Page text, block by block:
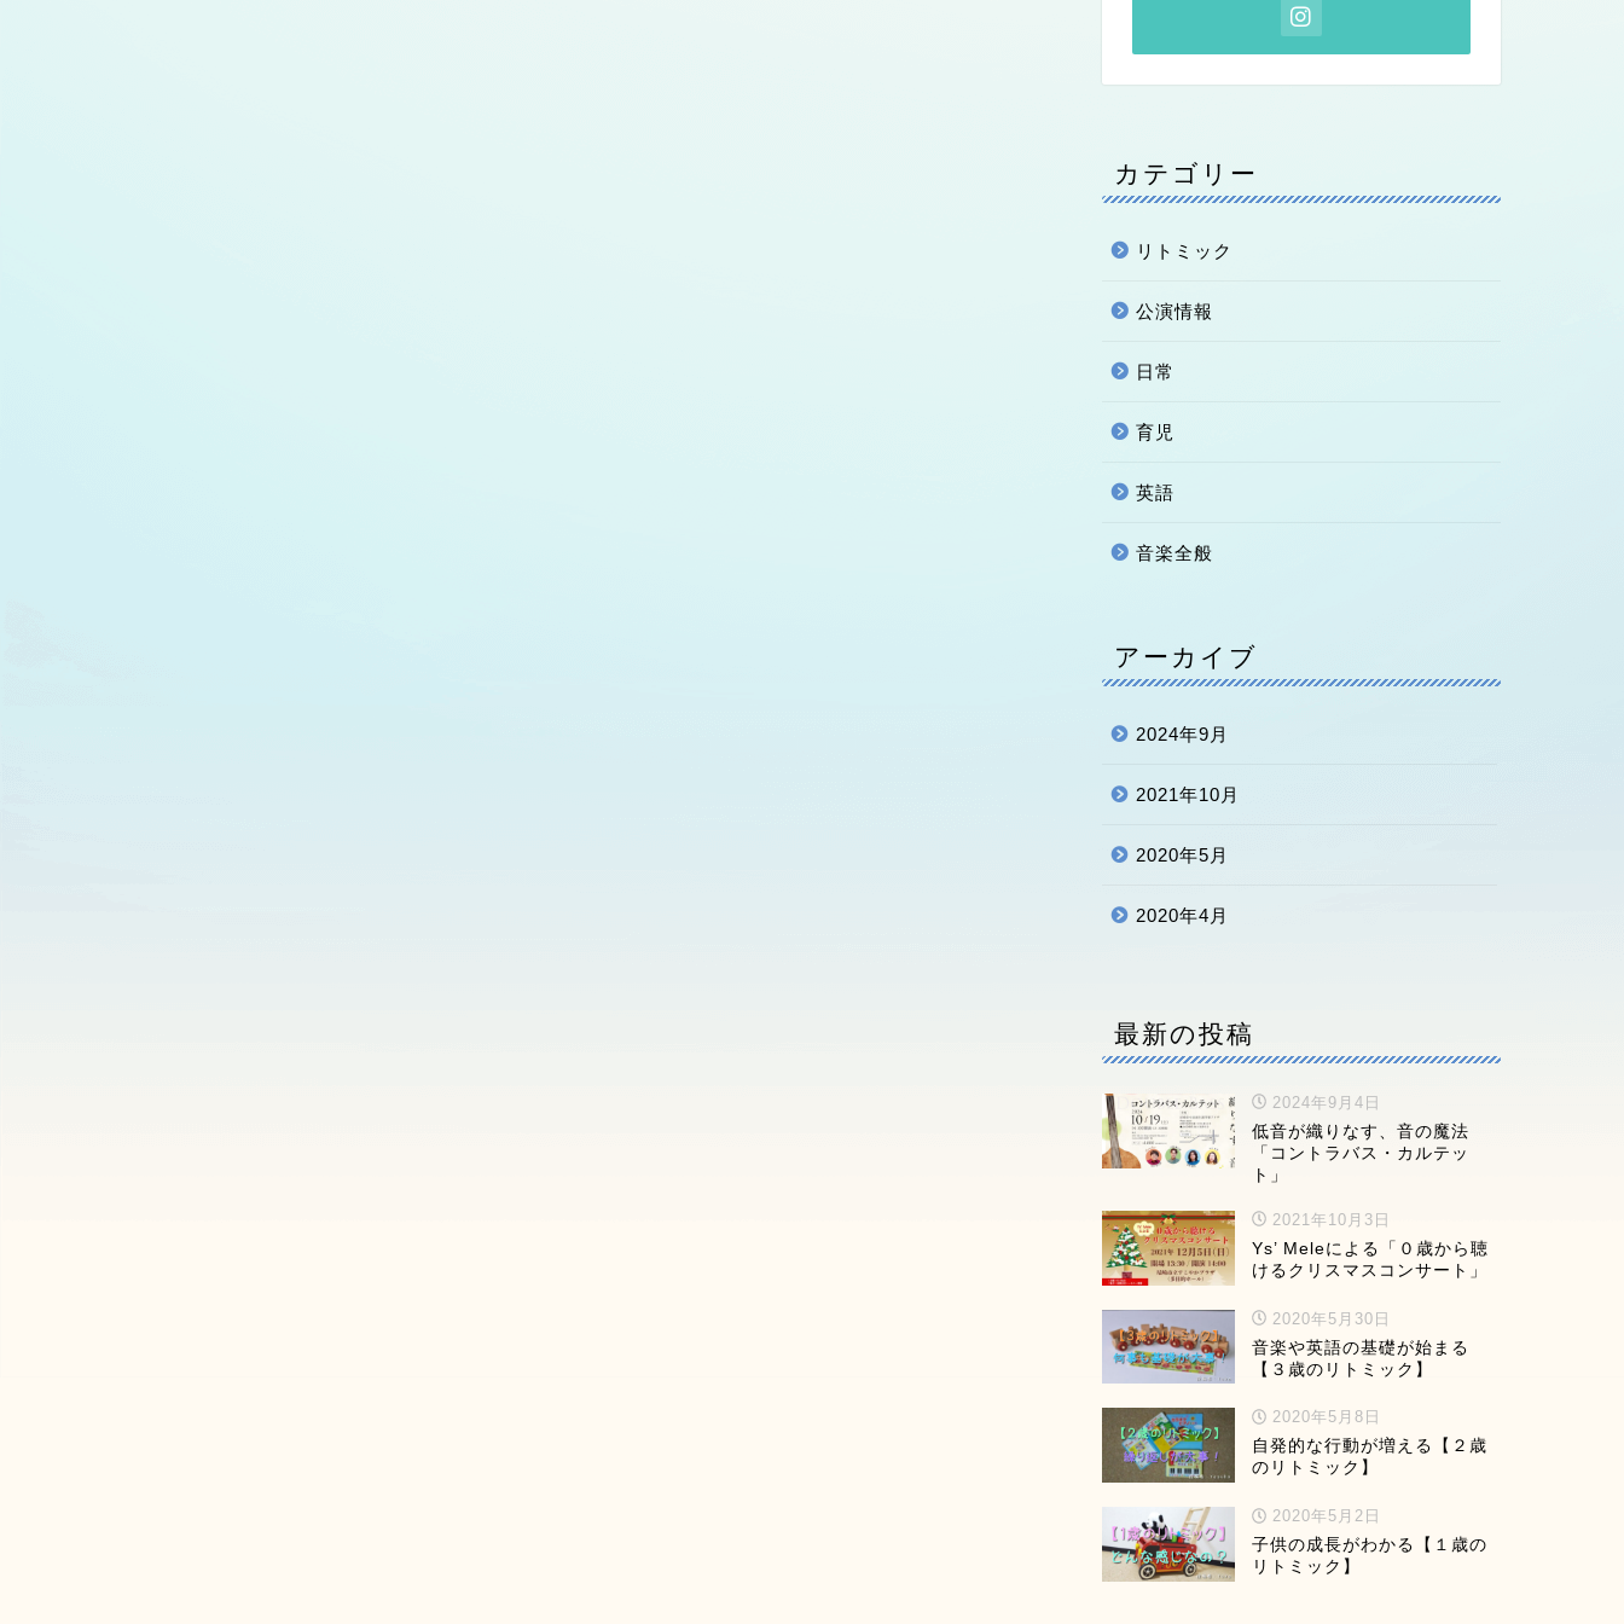
カテゴリー
リトミック
公演情報
日常
育児
英語
音楽全般
アーカイブ
2024年9月
2021年10月
2020年5月
2020年4月
最新の投稿
2024年9月4日
低音が織りなす、音の魔法
「コントラバス・カルテッ
ト」
2021年10月3日
Ys’ Meleによる「０歳から聴
けるクリスマスコンサート」
2020年5月30日
音楽や英語の基礎が始まる
【３歳のリトミック】
2020年5月8日
自発的な行動が増える【２歳
のリトミック】
2020年5月2日
子供の成長がわかる【１歳の
リトミック】